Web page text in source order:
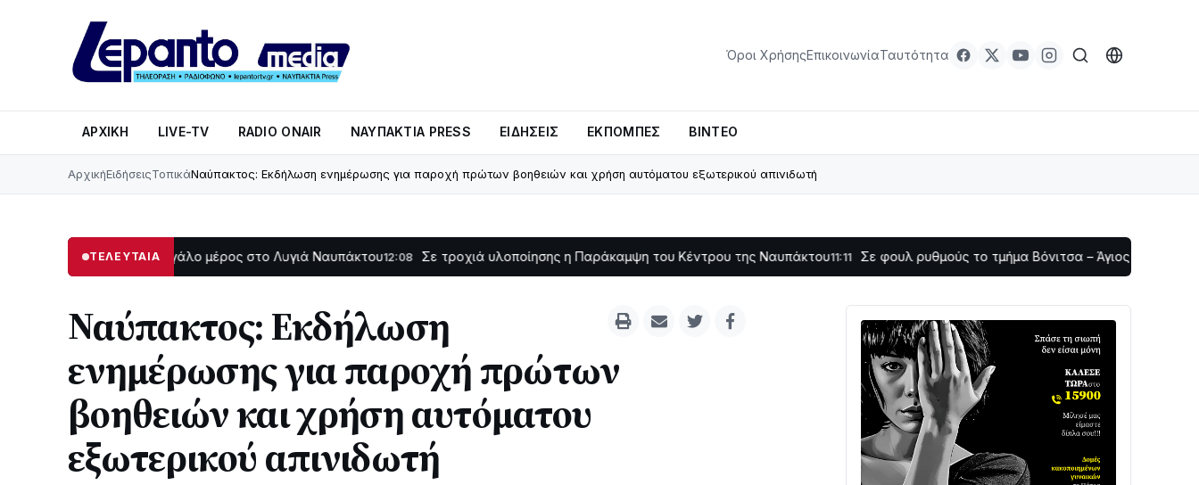
Όροι ΧρήσηςΕπικοινωνίαΤαυτότητα
ΑΡΧΙΚΉ LIVE-TV RADIO ONAIR ΝΑΥΠΑΚΤΊΑ PRESS ΕΙΔΉΣΕΙΣ ΕΚΠΟΜΠΈΣ ΒΊΝΤΕΟ
ΑρχικήΕιδήσειςΤοπικάΝαύπακτος: Eκδήλωση ενημέρωσης για παροχή πρώτων βοηθειών και χρήση αυτόματου εξωτερικού απινιδωτή
ΤΕΛΕΥΤΑΙΑ
σκοτάδι μεγάλο μέρος στο Λυγιά Ναυπάκτου12:08 Σε τροχιά υλοποίησης η Παράκαμψη του Κέντρου της Ναυπάκτου11:11 Σε φουλ ρυθμούς το τμήμα Βόνιτσα – Άγιος Νικόλαος | Αυτοψία
Ναύπακτος: Eκδήλωση
ενημέρωσης για παροχή πρώτων
βοηθειών και χρήση αυτόματου
εξωτερικού απινιδωτή